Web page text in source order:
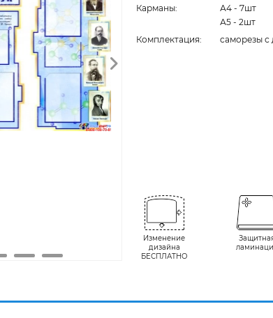
Карманы:
А4 - 7шт
А5 - 2шт
Комплектация:
cаморезы
Изменение
дизайна
БЕСПЛАТНО